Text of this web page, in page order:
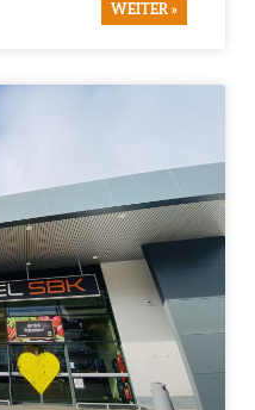
WEITER »